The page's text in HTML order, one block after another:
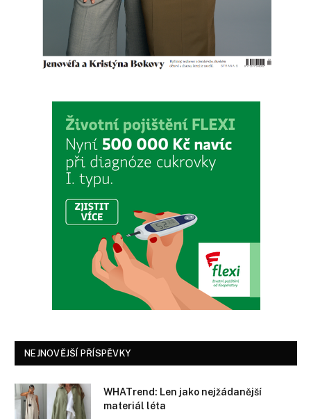
NEJNOVĚJŠÍ PŘÍSPĚVKY
WHATrend: Len jako nejžádanější
materiál léta